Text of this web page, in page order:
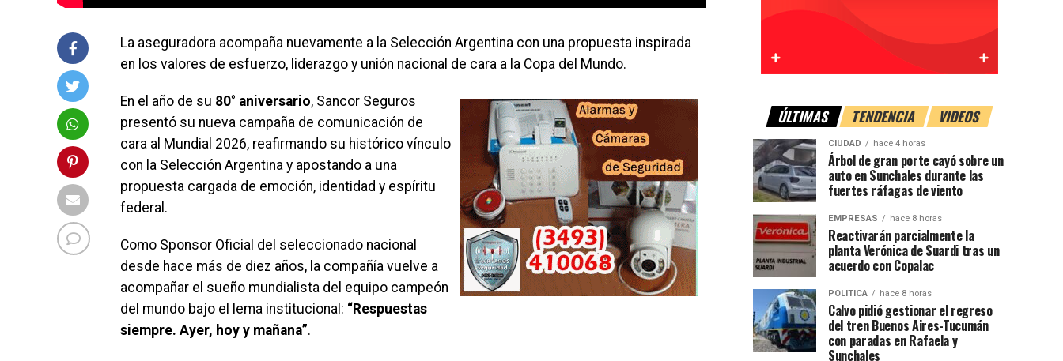
La aseguradora acompaña nuevamente a la Selección Argentina con una propuesta inspirada
en los valores de esfuerzo, liderazgo y unión nacional de cara a la Copa del Mundo.
En el año de su 80° aniversario, Sancor Seguros
presentó su nueva campaña de comunicación de
cara al Mundial 2026, reafirmando su histórico vínculo
con la Selección Argentina y apostando a una
propuesta cargada de emoción, identidad y espíritu
federal.
Como Sponsor Oficial del seleccionado nacional
desde hace más de diez años, la compañía vuelve a
acompañar el sueño mundialista del equipo campeón
del mundo bajo el lema institucional: “Respuestas
siempre. Ayer, hoy y mañana”.
ÚLTIMAS TENDENCIA VIDEOS
CIUDAD hace 4 horas
Árbol de gran porte cayó sobre un
auto en Sunchales durante las
fuertes ráfagas de viento
EMPRESAS hace 8 horas
Reactivarán parcialmente la
planta Verónica de Suardi tras un
acuerdo con Copalac
POLITICA hace 8 horas
Calvo pidió gestionar el regreso
del tren Buenos Aires-Tucumán
con paradas en Rafaela y
Sunchales